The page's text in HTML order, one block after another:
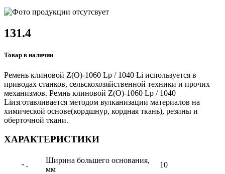
131.4
Товар в наличии
Ремень клиновой Z(О)-1060 Lp / 1040 Li используется в
приводах станков, сельскохозяйственной техники и прочих
механизмов. Ремнь клиновой Z(О)-1060 Lp / 1040
Liизготавливается методом вулканизации материалов на
химической основе(кордшнур, кордная ткань), резины и
оберточной ткани.
ХАРАКТЕРИСТИКИ
- -
Ширина большего основания,
мм
10